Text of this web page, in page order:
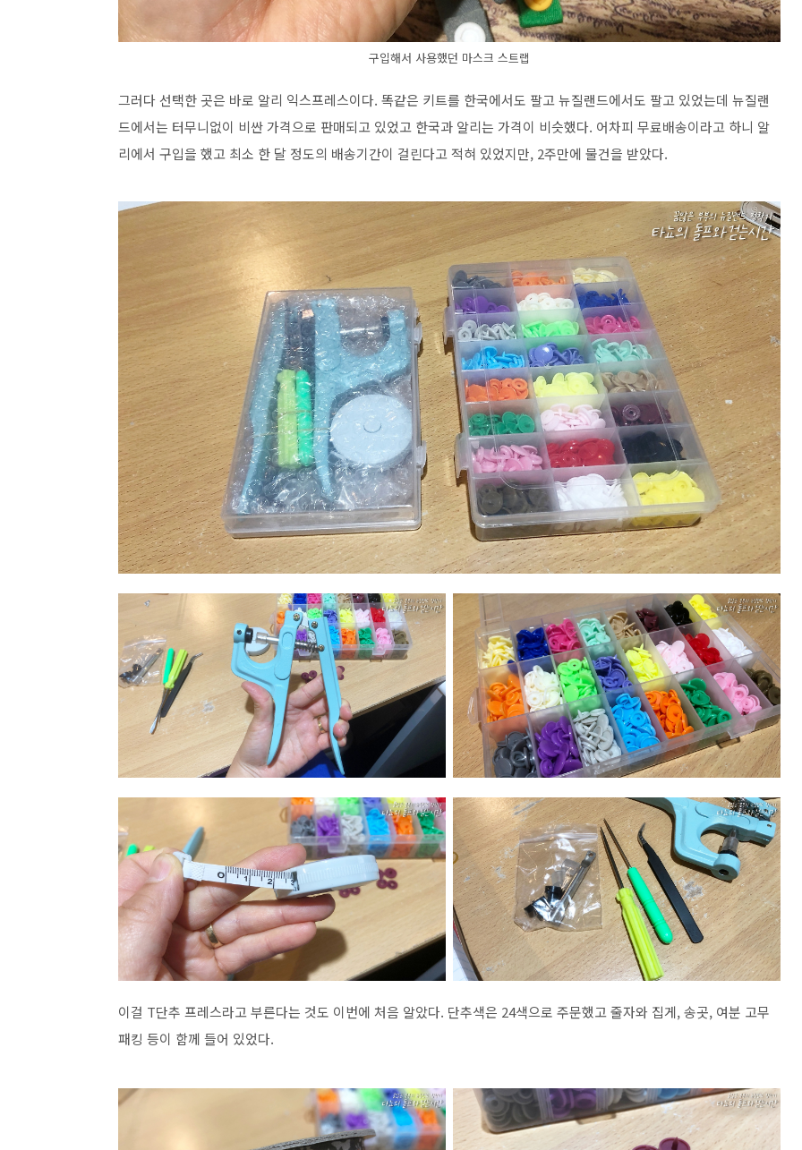
구입해서 사용했던 마스크 스트랩
그러다 선택한 곳은 바로 알리 익스프레스이다. 똑같은 키트를 한국에서도 팔고 뉴질랜드에서도 팔고 있었는데 뉴질랜
드에서는 터무니없이 비싼 가격으로 판매되고 있었고 한국과 알리는 가격이 비슷했다. 어차피 무료배송이라고 하니 알
리에서 구입을 했고 최소 한 달 정도의 배송기간이 걸린다고 적혀 있었지만, 2주만에 물건을 받았다.
이걸 T단추 프레스라고 부른다는 것도 이번에 처음 알았다. 단추색은 24색으로 주문했고 줄자와 집게, 송곳, 여분 고무
패킹 등이 함께 들어 있었다.